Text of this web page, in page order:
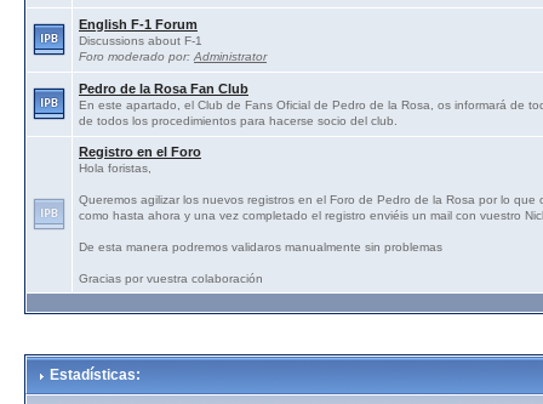
English F-1 Forum
Discussions about F-1
Foro moderado por: Administrator
Pedro de la Rosa Fan Club
En este apartado, el Club de Fans Oficial de Pedro de la Rosa, os informará de
de todos los procedimientos para hacerse socio del club.
Registro en el Foro
Hola foristas,
Queremos agilizar los nuevos registros en el Foro de Pedro de la Rosa por lo
como hasta ahora y una vez completado el registro enviéis un mail con vuestro
De esta manera podremos validaros manualmente sin problemas
Gracias por vuestra colaboración
Estadísticas: